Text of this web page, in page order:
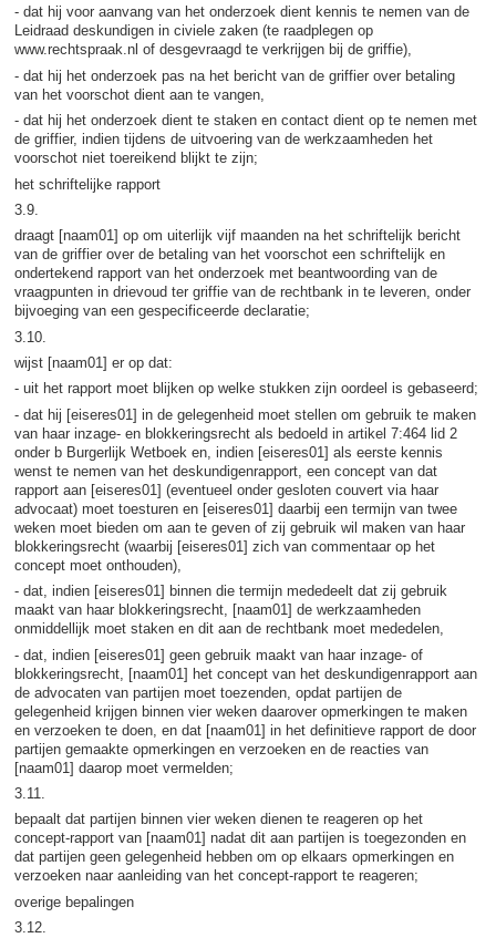
- dat hij voor aanvang van het onderzoek dient kennis te nemen van de
Leidraad deskundigen in civiele zaken (te raadplegen op
www.rechtspraak.nl of desgevraagd te verkrijgen bij de griffie),
- dat hij het onderzoek pas na het bericht van de griffier over betaling
van het voorschot dient aan te vangen,
- dat hij het onderzoek dient te staken en contact dient op te nemen met
de griffier, indien tijdens de uitvoering van de werkzaamheden het
voorschot niet toereikend blijkt te zijn;
het schriftelijke rapport
3.9.
draagt [naam01] op om uiterlijk vijf maanden na het schriftelijk bericht
van de griffier over de betaling van het voorschot een schriftelijk en
ondertekend rapport van het onderzoek met beantwoording van de
vraagpunten in drievoud ter griffie van de rechtbank in te leveren, onder
bijvoeging van een gespecificeerde declaratie;
3.10.
wijst [naam01] er op dat:
- uit het rapport moet blijken op welke stukken zijn oordeel is gebaseerd;
- dat hij [eiseres01] in de gelegenheid moet stellen om gebruik te maken
van haar inzage- en blokkeringsrecht als bedoeld in artikel 7:464 lid 2
onder b Burgerlijk Wetboek en, indien [eiseres01] als eerste kennis
wenst te nemen van het deskundigenrapport, een concept van dat
rapport aan [eiseres01] (eventueel onder gesloten couvert via haar
advocaat) moet toesturen en [eiseres01] daarbij een termijn van twee
weken moet bieden om aan te geven of zij gebruik wil maken van haar
blokkeringsrecht (waarbij [eiseres01] zich van commentaar op het
concept moet onthouden),
- dat, indien [eiseres01] binnen die termijn mededeelt dat zij gebruik
maakt van haar blokkeringsrecht, [naam01] de werkzaamheden
onmiddellijk moet staken en dit aan de rechtbank moet mededelen,
- dat, indien [eiseres01] geen gebruik maakt van haar inzage- of
blokkeringsrecht, [naam01] het concept van het deskundigenrapport aan
de advocaten van partijen moet toezenden, opdat partijen de
gelegenheid krijgen binnen vier weken daarover opmerkingen te maken
en verzoeken te doen, en dat [naam01] in het definitieve rapport de door
partijen gemaakte opmerkingen en verzoeken en de reacties van
[naam01] daarop moet vermelden;
3.11.
bepaalt dat partijen binnen vier weken dienen te reageren op het
concept-rapport van [naam01] nadat dit aan partijen is toegezonden en
dat partijen geen gelegenheid hebben om op elkaars opmerkingen en
verzoeken naar aanleiding van het concept-rapport te reageren;
overige bepalingen
3.12.